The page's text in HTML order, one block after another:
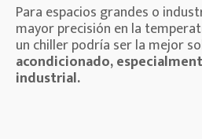
Para espacios grandes o
mayor precisión en la
un chiller podría ser la mejor
acondicionado,
industrial.